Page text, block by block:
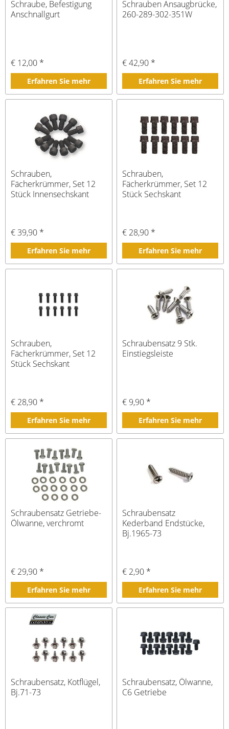
Schraube, Befestigung
Anschnallgurt
€ 12,00 *
Erfahren Sie mehr
Schrauben Ansaugbrücke,
260-289-302-351W
€ 42,90 *
Erfahren Sie mehr
Schrauben,
Fächerkrümmer, Set 12
Stück Innensechskant
€ 39,90 *
Erfahren Sie mehr
Schrauben,
Fächerkrümmer, Set 12
Stück Sechskant
€ 28,90 *
Erfahren Sie mehr
Schrauben,
Fächerkrümmer, Set 12
Stück Sechskant
€ 28,90 *
Erfahren Sie mehr
Schraubensatz 9 Stk.
Einstiegsleiste
€ 9,90 *
Erfahren Sie mehr
Schraubensatz Getriebe-
Ölwanne, verchromt
€ 29,90 *
Erfahren Sie mehr
Schraubensatz
Kederband Endstücke,
Bj.1965-73
€ 2,90 *
Erfahren Sie mehr
Schraubensatz, Kotflügel,
Bj.71-73
Schraubensatz, Ölwanne,
C6 Getriebe